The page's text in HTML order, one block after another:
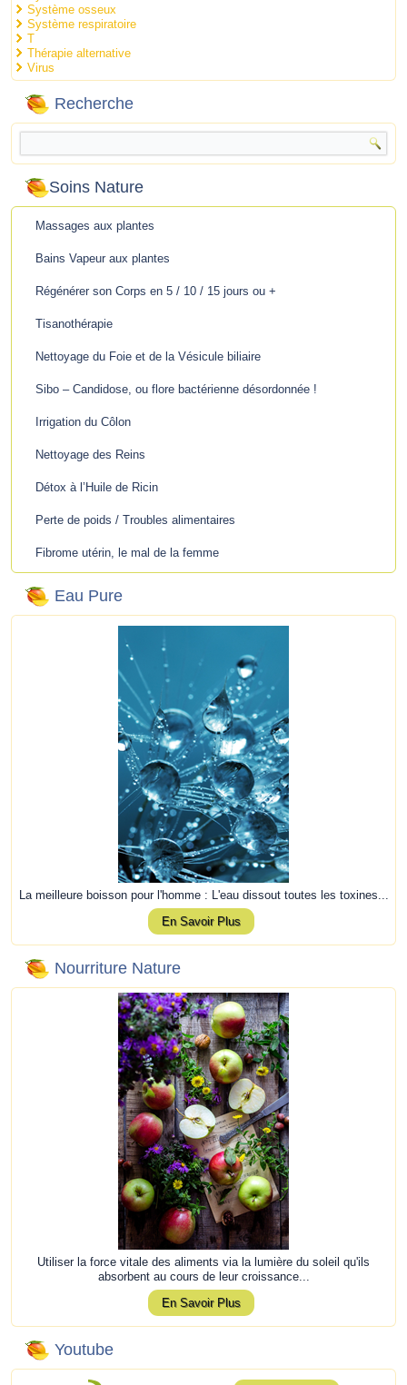
Système osseux
Système respiratoire
T
Thérapie alternative
Virus
Recherche
Soins Nature
Massages aux plantes
Bains Vapeur aux plantes
Régénérer son Corps en 5 / 10 / 15 jours ou +
Tisanothérapie
Nettoyage du Foie et de la Vésicule biliaire
Sibo – Candidose, ou flore bactérienne désordonnée !
Irrigation du Côlon
Nettoyage des Reins
Détox à l’Huile de Ricin
Perte de poids / Troubles alimentaires
Fibrome utérin, le mal de la femme
Eau Pure
La meilleure boisson pour l'homme : L'eau dissout toutes les toxines...
En Savoir Plus
Nourriture Nature
Utiliser la force vitale des aliments via la lumière du soleil qu'ils
absorbent au cours de leur croissance...
En Savoir Plus
Youtube